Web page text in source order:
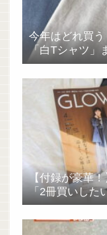
今年はどれ買
「白Tシャツ」
【付録が豪華
「2冊買いした